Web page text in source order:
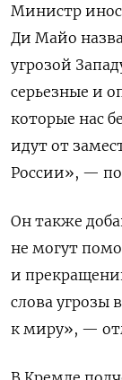
Министр
Ди Майо
угрозой
серьезные и
которые нас
идут от
России», —
Он также
не могут
и
слова угрозы
к миру», —